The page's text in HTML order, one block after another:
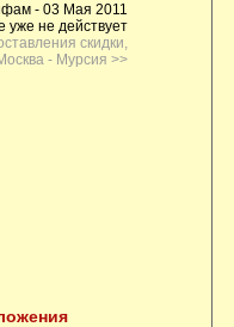
- 03 Мая 2011
не действует
скидки,
- Мурсия >>